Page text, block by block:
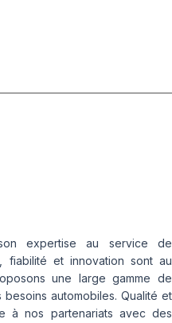
expertise au service de
fiabilité et innovation sont au
une large gamme de
automobiles. Qualité et
à nos partenariats avec des